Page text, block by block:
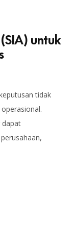
untuk
tidak
dapat